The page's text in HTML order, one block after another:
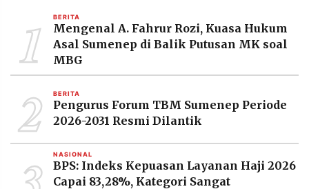
©
Resolusi.co
-
PT.
RESOLUSI
MEDIA
PRAMUDITA
1 BERITA
Mengenal A. Fahrur Rozi, Kuasa Hukum
Asal Sumenep di Balik Putusan MK soal
MBG
2 BERITA
Pengurus Forum TBM Sumenep Periode
2026-2031 Resmi Dilantik
NASIONAL
BPS: Indeks Kepuasan Layanan Haji 2026
Capai 83,28%, Kategori Sangat